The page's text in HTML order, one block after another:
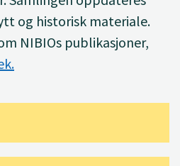
og historisk materiale.
NIBIOs publikasjoner,